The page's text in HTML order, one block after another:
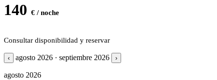
140 € / noche
Consultar disponibilidad y reservar
‹ agosto 2026 · septiembre 2026 ›
agosto 2026